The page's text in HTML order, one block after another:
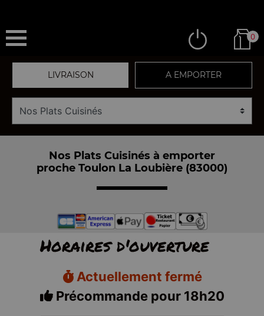
0
LIVRAISON A EMPORTER
Nos Plats Cuisinés à emporter
proche Toulon La Loubière (83000)
Horaires d'ouverture
Actuellement fermé
Précommande pour 18h20